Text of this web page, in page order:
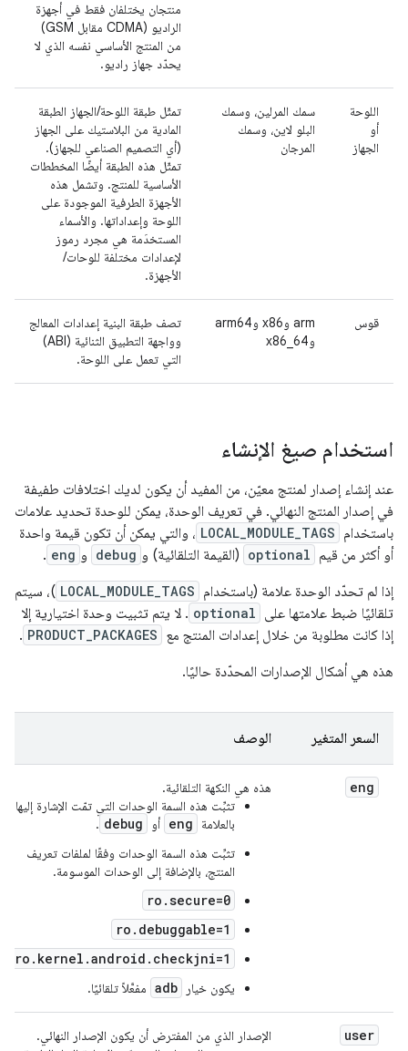
منتجان يختلفان فقط في أجهزة
الراديو (CDMA مقابل GSM)
من المنتج الأساسي نفسه الذي لا
يحدّد جهاز راديو.
اللوحة
أو
الجهاز
سمك المرلين، وسمك
البلو لاين، وسمك
المرجان
تمثّل طبقة اللوحة/الجهاز الطبقة
المادية من البلاستيك على الجهاز
(أي التصميم الصناعي للجهاز).
تمثّل هذه الطبقة أيضًا المخططات
الأساسية للمنتج. وتشمل هذه
الأجهزة الطرفية الموجودة على
اللوحة وإعداداتها. والأسماء
المستخدَمة هي مجرد رموز
لإعدادات مختلفة للوحات/
الأجهزة.
قوس
arm وx86 وarm64
وx86_64
تصف طبقة البنية إعدادات المعالج
وواجهة التطبيق الثنائية (ABI)
التي تعمل على اللوحة.
استخدام صيغ الإنشاء
عند إنشاء إصدار لمنتج معيّن، من المفيد أن يكون لديك اختلافات طفيفة
في إصدار المنتج النهائي. في تعريف الوحدة، يمكن للوحدة تحديد علامات
باستخدام LOCAL_MODULE_TAGS ، والتي يمكن أن تكون قيمة واحدة
أو أكثر من قيم optional (القيمة التلقائية) و debug و eng
.
إذا لم تحدّد الوحدة علامة (باستخدام LOCAL_MODULE_TAGS )، سيتم
تلقائيًا ضبط علامتها على optional . لا يتم تثبيت وحدة اختيارية إلا
إذا كانت مطلوبة من خلال إعدادات المنتج مع PRODUCT_PACKAGES
.
هذه هي أشكال الإصدارات المحدّدة حاليًا.
السعر المتغير الوصف
eng
هذه هي النكهة التلقائية.
تثبِّت هذه السمة الوحدات التي تمّت الإشارة إليها
بالعلامة
eng أو debug
.
تثبِّت هذه السمة الوحدات وفقًا لملفات تعريف
المنتج، بالإضافة إلى الوحدات الموسومة.
ro.secure=0
ro.debuggable=1
ro.kernel.android.checkjni=1
يكون خيار adb مفعَّلاً تلقائيًا.
user
الإصدار الذي من المفترض أن يكون الإصدار النهائي.